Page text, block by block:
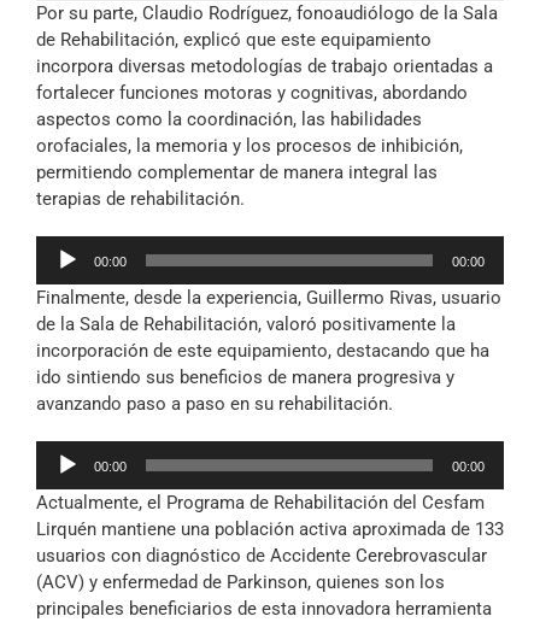
audio
Por su parte, Claudio Rodríguez, fonoaudiólogo de la Sala
de Rehabilitación, explicó que este equipamiento
incorpora diversas metodologías de trabajo orientadas a
fortalecer funciones motoras y cognitivas, abordando
aspectos como la coordinación, las habilidades
orofaciales, la memoria y los procesos de inhibición,
permitiendo complementar de manera integral las
terapias de rehabilitación.
Reproductor
audio
00:00 00:00
Finalmente, desde la experiencia, Guillermo Rivas, usuario
de la Sala de Rehabilitación, valoró positivamente la
incorporación de este equipamiento, destacando que ha
ido sintiendo sus beneficios de manera progresiva y
avanzando paso a paso en su rehabilitación.
Reproductor
audio
00:00 00:00
Actualmente, el Programa de Rehabilitación del Cesfam
Lirquén mantiene una población activa aproximada de 133
usuarios con diagnóstico de Accidente Cerebrovascular
(ACV) y enfermedad de Parkinson, quienes son los
principales beneficiarios de esta innovadora herramienta